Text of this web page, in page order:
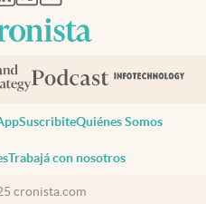
SuscribiteQuiénes Somos
Trabajá con nosotros
cronista.com